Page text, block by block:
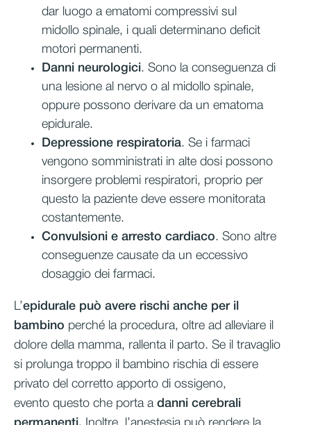
dar luogo a ematomi compressivi sul
midollo spinale, i quali determinano deficit
motori permanenti.
Danni neurologici. Sono la conseguenza di
una lesione al nervo o al midollo spinale,
oppure possono derivare da un ematoma
epidurale.
Depressione respiratoria. Se i farmaci
vengono somministrati in alte dosi possono
insorgere problemi respiratori, proprio per
questo la paziente deve essere monitorata
costantemente.
Convulsioni e arresto cardiaco. Sono altre
conseguenze causate da un eccessivo
dosaggio dei farmaci.
L’epidurale può avere rischi anche per il
bambino perché la procedura, oltre ad alleviare il
dolore della mamma, rallenta il parto. Se il travaglio
si prolunga troppo il bambino rischia di essere
privato del corretto apporto di ossigeno,
evento questo che porta a danni cerebrali